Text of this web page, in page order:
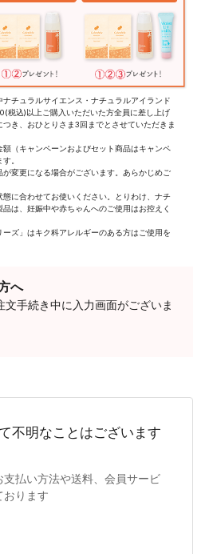
チュラルサイエンス・ナチュラルアイランド
税込)以上ご購入いただいた方全員に差し上げ
き、おひとりさま3回までとさせていただきま
（キャンペーンおよびセット商品はキャンペ
。
変更になる場合がございます。あらかじめご
に合わせてお使いください。とりわけ、ナチ
は、妊娠中や赤ちゃんへのご使用はお控えく
ズ」はキク科アレルギーのある方はご使用を
へ
文手続き中に入力画面がございま
不明なことはございます
支払い方法や送料、会員サービ
おります